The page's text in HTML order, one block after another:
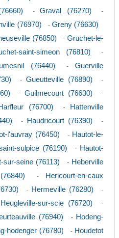
-Graval (76270) -
(76970) - Greny (76630)
(76850) -Gruchet-le-
saint-simeon (76810) -
(76440) -Guerville
-Gueutteville (76890) -
-Guilmecourt (76630) -
(76700) -
Hattenville
- Haudricourt (76390) -
l'auvray (76450) - Hautot-le-
sulpice (76190) - Hautot-
sur-seine (76113) - Heberville
-
Hericourt-en-caux
- Hermeville (76280) -
Heugleville-sur-scie (76720) -
(76940) - Hodeng-
hodenger (76780) - Houdetot